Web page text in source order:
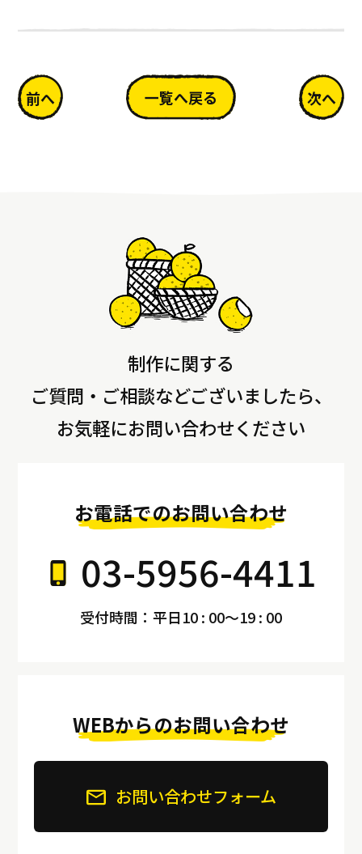
前へ 一覧へ戻る 次へ
制作に関する
ご質問・ご相談などございましたら、
お気軽にお問い合わせください
お電話でのお問い合わせ
03-5956-4411
受付時間：平日10 : 00～19 : 00
WEBからのお問い合わせ
お問い合わせフォーム